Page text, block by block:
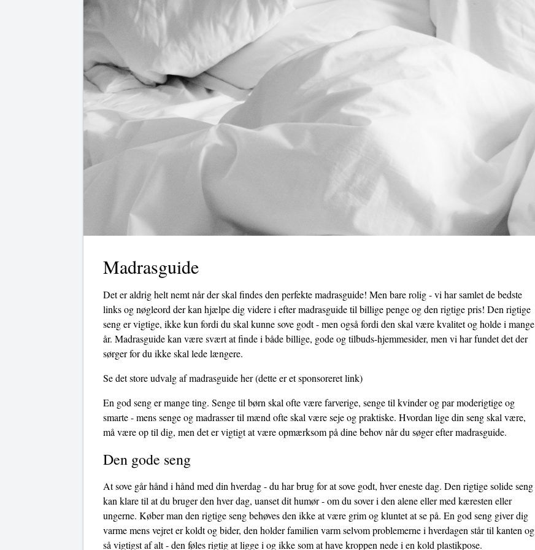
Madrasguide
Det er aldrig helt nemt når der skal findes den perfekte madrasguide! Men bare rolig - vi har samlet de bedste
links og nøgleord der kan hjælpe dig videre i efter madrasguide til billige penge og den rigtige pris! Den rigtige
seng er vigtige, ikke kun fordi du skal kunne sove godt - men også fordi den skal være kvalitet og holde i mange
år. Madrasguide kan være svært at finde i både billige, gode og tilbuds-hjemmesider, men vi har fundet det der
sørger for du ikke skal lede længere.
Se det store udvalg af madrasguide her(dette er et sponsoreret link)
En god seng er mange ting. Senge til børn skal ofte være farverige, senge til kvinder og par moderigtige og
smarte - mens senge og madrasser til mænd ofte skal være seje og praktiske. Hvordan lige din seng skal være,
må være op til dig, men det er vigtigt at være opmærksom på dine behov når du søger efter madrasguide.
Den gode seng
At sove går hånd i hånd med din hverdag - du har brug for at sove godt, hver eneste dag. Den rigtige solide seng
kan klare til at du bruger den hver dag, uanset dit humør - om du sover i den alene eller med kæresten eller
ungerne. Køber man den rigtige seng behøves den ikke at være grim og kluntet at se på. En god seng giver dig
varme mens vejret er koldt og bider, den holder familien varm selvom problemerne i hverdagen står til kanten og
så vigtigst af alt - den føles rigtig at ligge i og ikke som at have kroppen nede i en kold plastikpose.